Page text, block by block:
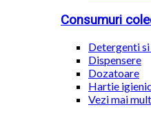
Consumuri
Detergenti
Dispensere
Dozatoare
Hartie
Vezi mai